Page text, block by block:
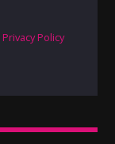
Privacy Policy